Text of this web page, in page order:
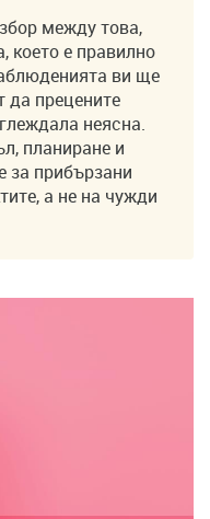
между това,
което е правилно
ви ще
да прецените
неясна.
планиране и
за прибързани
а не на чужди